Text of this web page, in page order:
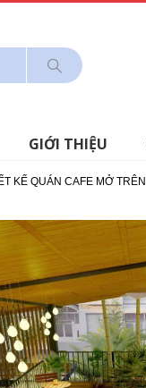
GIỚI THIỆU
KẾ QUÁN CAFE MỞ